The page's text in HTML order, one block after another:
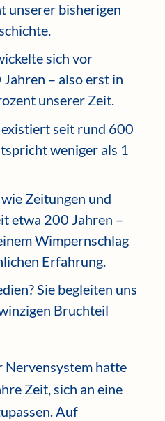
unserer bisherigen
sich vor
– also erst in
unserer Zeit.
seit rund 600
weniger als 1
Zeitungen und
etwa 200 Jahren –
Wimpernschlag
Erfahrung.
Sie begleiten uns
Bruchteil
Nervensystem hatte
Zeit, sich an eine
Auf